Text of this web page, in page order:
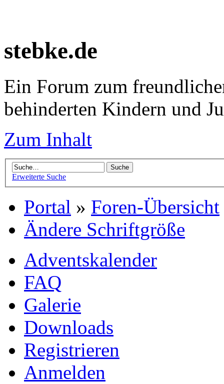
stebke.de
Ein Forum zum
behinderten Kindern und
Zum Inhalt
Erweiterte Suche
Portal » Foren-Übersicht
Ändere Schriftgröße
Adventskalender
FAQ
Galerie
Downloads
Registrieren
Anmelden